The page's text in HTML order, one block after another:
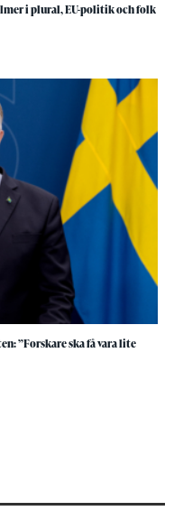
i plural, EU-politik och folk
”Forskare ska få vara lite